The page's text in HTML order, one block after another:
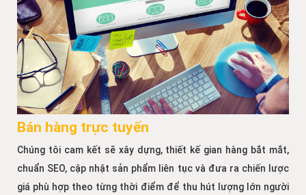
Bán hàng trực tuyến
Chúng tôi cam kết sẽ xây dựng, thiết kế gian hàng bắt mắt,
chuẩn SEO, cập nhật sản phẩm liên tục và đưa ra chiến lược
giá phù hợp theo từng thời điểm để thu hút lượng lớn người